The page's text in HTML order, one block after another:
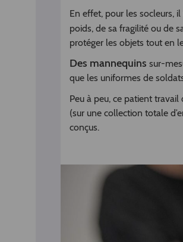
En effet, pour les socleurs,
poids, de sa fragilité ou de
protéger les objets tout en
Des mannequins sur-
que les uniformes de
Peu à peu, ce patient
(sur une collection totale
conçus.